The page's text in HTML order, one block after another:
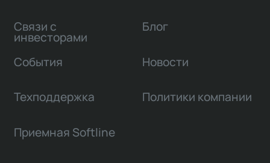
Связи с
инвесторами
Блог
События Новости
Техподдержка Политики компании
Приемная Softline